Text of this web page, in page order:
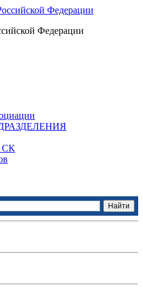
Федерации
СК